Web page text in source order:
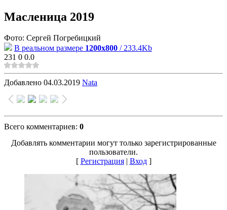
Масленица 2019
Фото: Сергей Погребицкий
В реальном размере 1200x800 / 233.4Kb
231 0 0.0
Добавлено 04.03.2019 Nata
Всего комментариев: 0
Добавлять комментарии могут только зарегистрированные
пользователи.
[ Регистрация| Вход]